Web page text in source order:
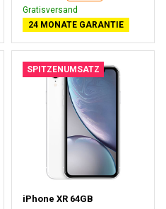
Gratisversand
24 MONATE GARANTIE
SPITZENUMSATZ
iPhone XR 64GB